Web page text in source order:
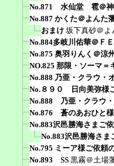
No.871 水仙堂 雹＠神
No.887 かくた＠よんた
おまけ 坂下真砂＠よ
No.884多岐川佑華＠Ｆ
No.875 奥羽りんく＠涼
NO.825 那限・ソーマ＝
No.888 乃亜・クラウ・
No.８９０ 日向美弥様
No.888 乃亜・クラウ
No.876 蒼のあおひと
No.883沢邑勝海さまご
No.883沢邑勝海さま
No.795 ミーア様ご依頼
No.893 SS 黒霧＠土場